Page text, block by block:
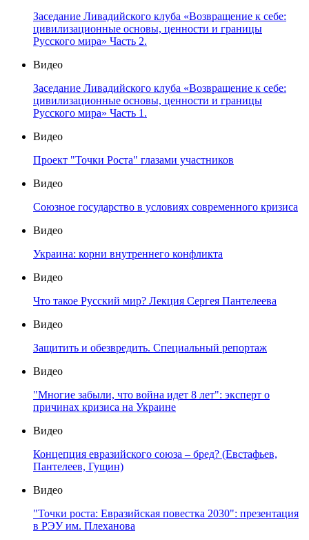
Заседание Ливадийского клуба «Возвращение к себе:
цивилизационные основы, ценности и границы
Русского мира» Часть 2.
Видео
Заседание Ливадийского клуба «Возвращение к себе:
цивилизационные основы, ценности и границы
Русского мира» Часть 1.
Видео
Проект "Точки Роста" глазами участников
Видео
Союзное государство в условиях современного кризиса
Видео
Украина: корни внутреннего конфликта
Видео
Что такое Русский мир? Лекция Сергея Пантелеева
Видео
Защитить и обезвредить. Специальный репортаж
Видео
"Многие забыли, что война идет 8 лет": эксперт о
причинах кризиса на Украине
Видео
Концепция евразийского союза – бред? (Евстафьев,
Пантелеев, Гущин)
Видео
"Точки роста: Евразийская повестка 2030": презентация
в РЭУ им. Плеханова